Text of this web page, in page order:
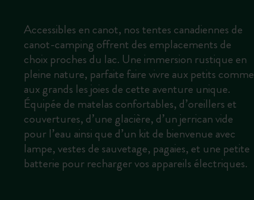
Accessibles en canot, nos tentes canadiennes de
canot-camping offrent des emplacements de
choix proches du lac. Une immersion rustique en
pleine nature, parfaite faire vivre aux petits comme
aux grands les joies de cette aventure unique.
Équipée de matelas confortables, d’oreillers et
couvertures, d’une glacière, d’un jerrican vide
pour l’eau ainsi que d’un kit de bienvenue avec
lampe, vestes de sauvetage, pagaies, et une petite
batterie pour recharger vos appareils électriques.